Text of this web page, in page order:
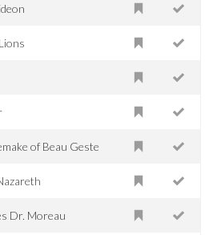
of Beau Geste
Dr. Moreau